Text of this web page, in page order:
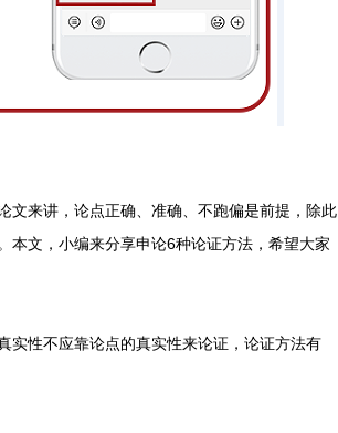
来讲，论点正确、准确、不跑偏是前提，除此
本文，小编来分享申论6种论证方法，希望大家
性不应靠论点的真实性来论证，论证方法有